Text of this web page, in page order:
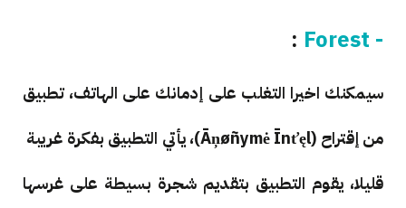
- Forest
:
سيمكنك اخيرا التغلب على إدمانك على الهاتف، تطبيق
من إقتراح (Āņøñymė Īnťęl)، يأتي التطبيق بفكرة غريبة
قليلا، يقوم التطبيق بتقديم شجرة بسيطة على غرسها